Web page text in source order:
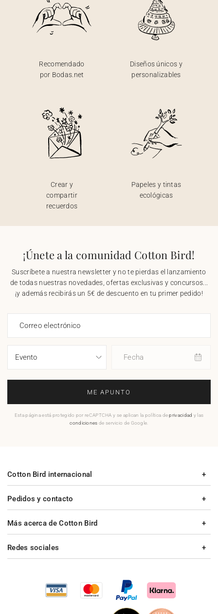
Recomendado
por Bodas.net
Diseños únicos y
personalizables
Crear y
compartir
recuerdos
Papeles y tintas
ecológicas
¡Únete a la comunidad Cotton Bird!
Suscríbete a nuestra newsletter y no te pierdas el lanzamiento
de todas nuestras novedades, ofertas exclusivas y concursos...
¡y además recibirás un 5€ de descuento en tu primer pedido!
Correo electrónico
Fecha
ME APUNTO
Esta página está protegido por reCAPTCHA y se aplican la política deprivacidad y las
condiciones de servicio de Google.
Pedidos y contacto
Más acerca de Cotton Bird
Cotton Bird internacional
Redes sociales